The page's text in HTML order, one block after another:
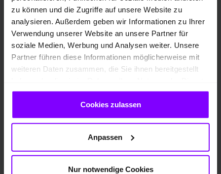
zu können und die Zugriffe auf unsere Website zu
analysieren. Außerdem geben wir Informationen zu Ihrer
Verwendung unserer Website an unsere Partner für
soziale Medien, Werbung und Analysen weiter. Unsere
Partner führen diese Informationen möglicherweise mit
weiteren Daten zusammen, die Sie ihnen bereitgestellt
gesammelt haben.
Cookies zulassen
Anpassen
Nur notwendige Cookies
Automatik
LUFTFEDERUNG HEAD-UP DISPLAY HD MATRIX LED
Preis inkl. MwSt.
79.777,00 EUR
Finanzierung ab mtl. 639,- EUR
Fahrzeugangebot der Hülpert AZ GmbH